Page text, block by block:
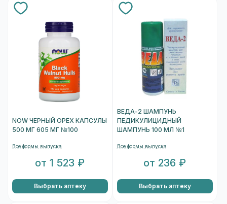
NOW ЧЕРНЫЙ ОРЕХ КАПСУЛЫ
500 МГ 605 МГ №100
Все формы выпуска
от 1 523 ₽
Выбрать аптеку
ВЕДА-2 ШАМПУНЬ
ПЕДИКУЛИЦИДНЫЙ
ШАМПУНЬ 100 МЛ №1
Все формы выпуска
от 236 ₽
Выбрать аптеку